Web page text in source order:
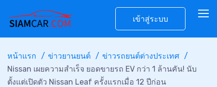
เข้าสู่ระบบ
หน้าแรก ข่าวยานยนต์
ข่าวรถยนต์ต่างประเทศ
Nissan เผยความสำเร็จ ยอดขายรถ EV กว่า 1 ล้านคัน! นับ
ตั้งแต่เปิดตัว Nissan Leaf ครั้งแรกเมื่อ 12 ปีก่อน